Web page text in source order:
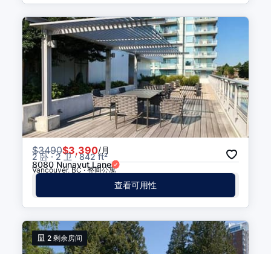
$3490$3,390/月
2 卧 · 2 卫 · 842 ft²
8080 Nunavut Lane
Vancouver, BC · 整间公寓
查看可用性
2 剩余房间